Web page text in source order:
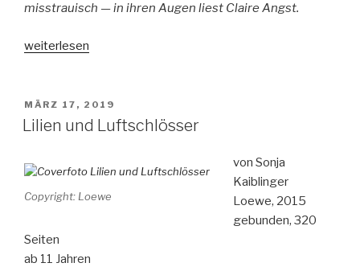
misstrauisch — in ihren Augen liest Claire Angst.
„Believe
weiterlesen
VERÖFFENTLICHT
AM
MÄRZ 17, 2019
Lilien und Luftschlösser
Copyright: Loewe
von Sonja
Kaiblinger
Loewe, 2015
gebunden, 320
Seiten
ab 11 Jahren